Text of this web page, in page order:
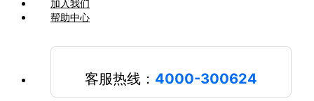
加入我们
帮助中心
客服热线： 4000-300624